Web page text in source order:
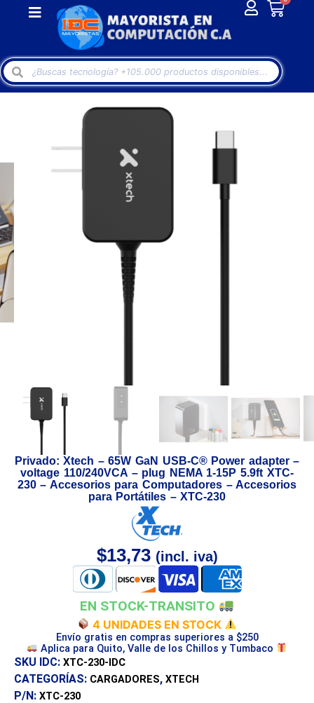
Privado: Xtech – 65W GaN USB-C® Power adapter –
voltage 110/240VCA – plug NEMA 1-15P 5.9ft XTC-
230 – Accesorios para Computadores – Accesorios
para Portátiles – XTC-230
$13,73 (incl. iva)
EN STOCK-TRANSITO
4 UNIDADES EN STOCK
Envío gratis en compras superiores a $250
Aplica para Quito, Valle de los Chillos y Tumbaco
SKU IDC: XTC-230-IDC
CATEGORÍAS: CARGADORES, XTECH
P/N: XTC-230